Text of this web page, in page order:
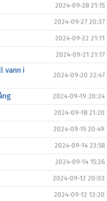
2024-09-28 21:15
2024-09-27 20:37
2024-09-22 21:11
2024-09-21 21:17
vann i
2024-09-20 22:47
2024-09-19 20:24
2024-09-18 21:20
2024-09-15 20:49
2024-09-14 23:58
2024-09-14 15:26
2024-09-13 20:03
2024-09-12 13:20